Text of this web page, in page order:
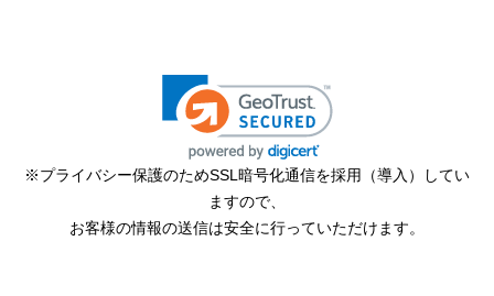
※プライバシー保護のためSSL暗号化通信を採用（導入）してい
ますので、
お客様の情報の送信は安全に行っていただけます。